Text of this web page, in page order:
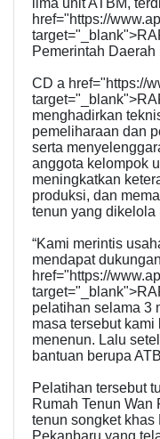
lima unit ATBM,
href="https://
Pemerintah
CD a href="https://
menghadirkan
pemeliharaan dan
serta
anggota kelompok
meningkatkan
produksi, dan
tenun yang dikelola
“Kami merintis
mendapat
href="https://
pelatihan selama 3
masa tersebut
menenun. Lalu
bantuan berupa
Pelatihan tersebut
Rumah Tenun
tenun songket khas